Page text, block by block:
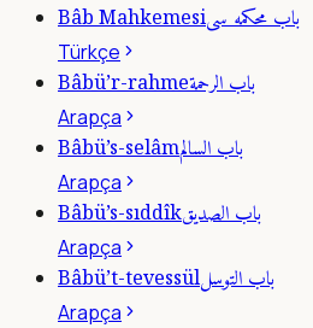
Bâb Mahkemesiباب محكمه سى
Türkçe
Bâbü’r-rahmeباب الرحمة
Arapça
Bâbü’s-selâmباب السالم
Arapça
Bâbü’s-sıddîkباب الصديق
Arapça
Bâbü’t-tevessülباب التوسل
Arapça